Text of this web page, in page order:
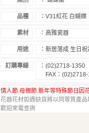
品種 ：V31紅花 白蝴蝶
素材 ：高雅瓷器
用途 ：新居落成 生日祝
訂購專線 ：(02)2718-1350
FAX ：
情人節.母親節.新年等特殊節日因
花器花材如遇缺貨將以同等質產品
歡迎來電查詢